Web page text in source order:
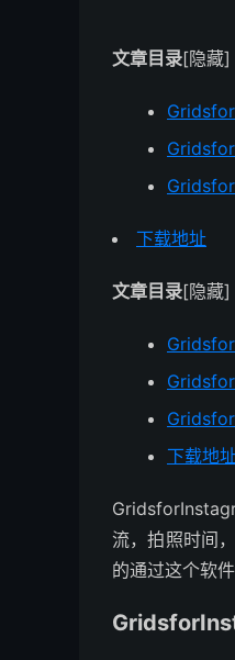
文章目录[隐藏]
下载地址
文章目录[隐藏]
下载地
流，拍照时间
的通过这个软件